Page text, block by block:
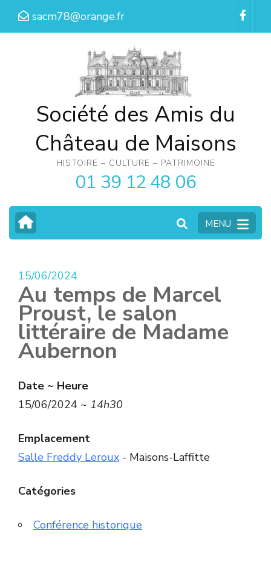
Aller
sacm78@orange.fr
Société des Amis du
Château de Maisons
HISTOIRE – CULTURE – PATRIMOINE
01 39 12 48 06
MENU
15/06/2024
Au temps de Marcel
Proust, le salon
littéraire de Madame
Aubernon
Date ~ Heure
15/06/2024 ~ 14h30
Emplacement
Salle Freddy Leroux - Maisons-Laffitte
Catégories
Conférence historique